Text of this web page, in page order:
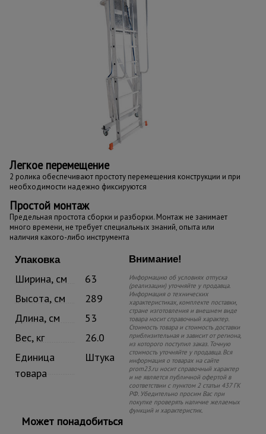
Легкое перемещение
2 ролика обеспечивают простоту перемещения конструкции и при
необходимости надежно фиксируются
Простой монтаж
Предельная простота сборки и разборки. Монтаж не занимает
много времени, не требует специальных знаний, опыта или
наличия какого-либо инструмента
Упаковка
Ширина, см
63
Высота, см
289
Длина, см
53
Вес, кг
26.0
Единица
товара
Штука
Внимание!
Информацию об условиях отпуска
(реализации) уточняйте у продавца.
Информация о технических
характеристиках, комплекте поставки,
стране изготовления и внешнем виде
товара носит справочный характер.
Стоимость товара и стоимость доставки
приблизительная и зависит от региона,
из которого поступил заказ. Точную
стоимость уточняйте у продавца. Вся
информация о товарах на сайте
prom23.ru носит справочный характер
и не является публичной офертой в
соответствии с пунктом 2 статьи 437 ГК
РФ. Убедительно просим Вас при
покупке проверять наличие желаемых
функций и характеристик.
Может понадобиться